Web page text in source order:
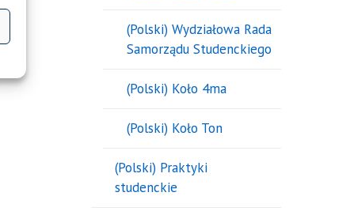
(Polski) Wydziałowa Rada
Samorządu Studenckiego
(Polski) Koło 4ma
(Polski) Koło Ton
(Polski) Praktyki
studenckie